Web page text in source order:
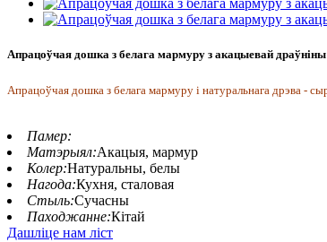
Апрацоўчая дошка з белага мармуру з акацыевай драўніны
Апрацоўчая дошка з белага мармуру і натуральнага дрэва -
Памер:
Матэрыял:Акацыя, мармур
Колер:Натуральны, белы
Нагода:Кухня, сталовая
Стыль:Сучасны
Паходжанне:Кітай
Дашліце нам ліст